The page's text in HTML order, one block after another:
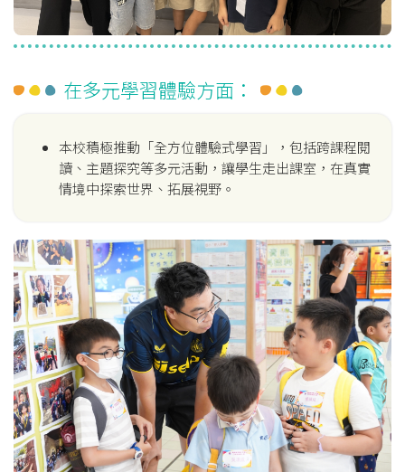
在多元學習體驗方面：
本校積極推動「全方位體驗式學習」，包括跨課程閱
讀、主題探究等多元活動，讓學生走出課室，在真實
情境中探索世界、拓展視野。